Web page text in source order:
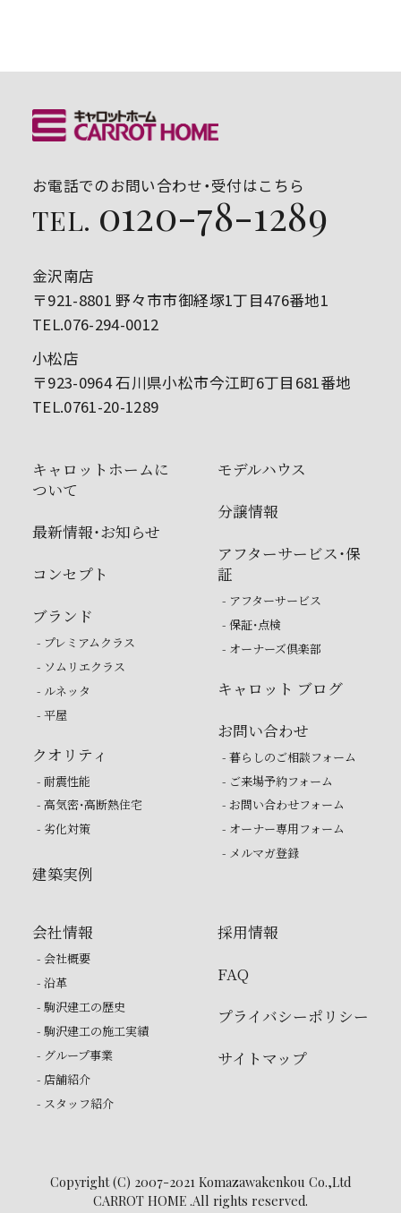
お電話でのお問い合わせ・受付はこちら
TEL. 0120-78-1289
金沢南店
〒921-8801 野々市市御経塚1丁目476番地1
TEL.076-294-0012
小松店
〒923-0964 石川県小松市今江町6丁目681番地
TEL.0761-20-1289
キャロットホームに
ついて
最新情報・お知らせ
コンセプト
ブランド
- プレミアムクラス
- ソムリエクラス
- ルネッタ
- 平屋
クオリティ
- 耐震性能
- 高気密・高断熱住宅
- 劣化対策
建築実例
モデルハウス
分譲情報
アフターサービス・保
証
- アフターサービス
- 保証・点検
- オーナーズ倶楽部
キャロット ブログ
お問い合わせ
- 暮らしのご相談フォーム
- ご来場予約フォーム
- お問い合わせフォーム
- オーナー専用フォーム
- メルマガ登録
会社情報
- 会社概要
- 沿革
- 駒沢建工の歴史
- 駒沢建工の施工実績
- グループ事業
- 店舗紹介
- スタッフ紹介
採用情報
FAQ
プライバシーポリシー
サイトマップ
Copyright (C) 2007-2021 Komazawakenkou Co.,Ltd
CARROT HOME .All rights reserved.